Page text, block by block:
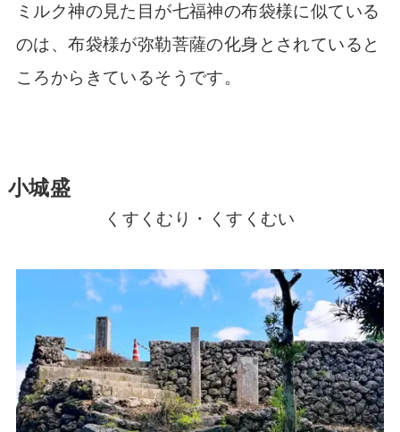
ミルク神の見た目が七福神の布袋様に似ている
のは、布袋様が弥勒菩薩の化身とされていると
ころからきているそうです。
小城盛
くすくむり・くすくむい